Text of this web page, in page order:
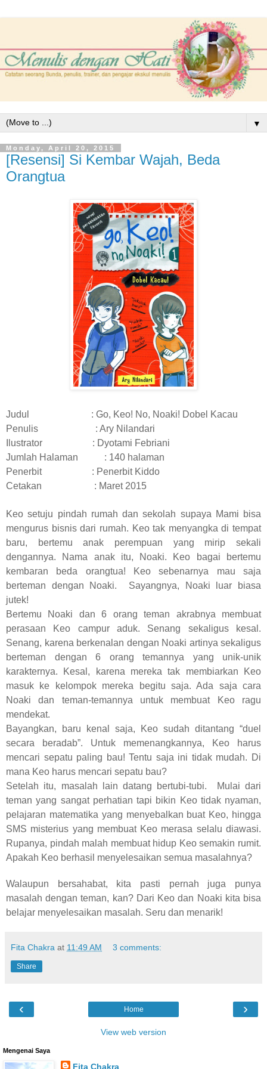
▼
Monday, April 20, 2015
[Resensi] Si Kembar Wajah, Beda
Orangtua
Judul : Go, Keo! No, Noaki! Dobel Kacau
Penulis : Ary Nilandari
Ilustrator : Dyotami Febriani
Jumlah Halaman : 140 halaman
Penerbit : Penerbit Kiddo
Cetakan : Maret 2015
Keo setuju pindah rumah dan sekolah supaya Mami bisa
mengurus bisnis dari rumah. Keo tak menyangka di tempat
baru, bertemu anak perempuan yang mirip sekali
dengannya. Nama anak itu, Noaki. Keo bagai bertemu
kembaran beda orangtua! Keo sebenarnya mau saja
berteman dengan Noaki. Sayangnya, Noaki luar biasa
jutek!
Bertemu Noaki dan 6 orang teman akrabnya membuat
perasaan Keo campur aduk. Senang sekaligus kesal.
Senang, karena berkenalan dengan Noaki artinya sekaligus
berteman dengan 6 orang temannya yang unik-unik
karakternya. Kesal, karena mereka tak membiarkan Keo
masuk ke kelompok mereka begitu saja. Ada saja cara
Noaki dan teman-temannya untuk membuat Keo ragu
mendekat.
Bayangkan, baru kenal saja, Keo sudah ditantang “duel
secara beradab”. Untuk memenangkannya, Keo harus
mencari sepatu paling bau! Tentu saja ini tidak mudah. Di
mana Keo harus mencari sepatu bau?
Setelah itu, masalah lain datang bertubi-tubi. Mulai dari
teman yang sangat perhatian tapi bikin Keo tidak nyaman,
pelajaran matematika yang menyebalkan buat Keo, hingga
SMS misterius yang membuat Keo merasa selalu diawasi.
Rupanya, pindah malah membuat hidup Keo semakin rumit.
Apakah Keo berhasil menyelesaikan semua masalahnya?
Walaupun bersahabat, kita pasti pernah juga punya
masalah dengan teman, kan? Dari Keo dan Noaki kita bisa
belajar menyelesaikan masalah. Seru dan menarik!
Fita Chakra at 11:49 AM 3 comments:
Share
‹ ›
Home
View web version
Mengenai Saya
Fita Chakra